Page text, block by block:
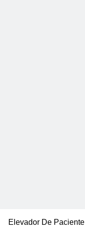
Elevador De Paciente